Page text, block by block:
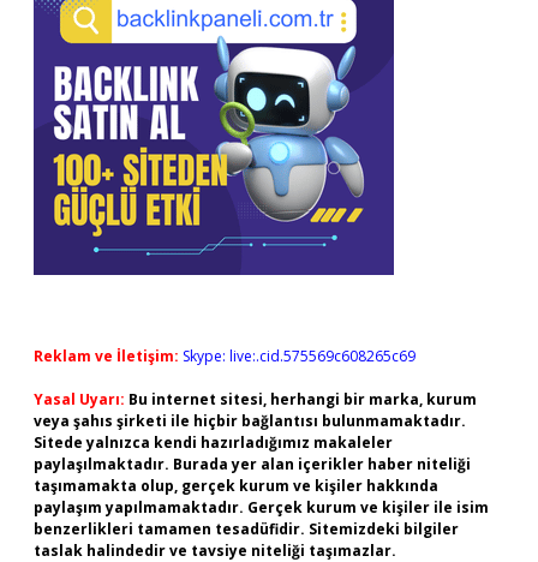
Reklam ve İletişim: Skype: live:.cid.575569c608265c69
Yasal Uyarı: Bu internet sitesi, herhangi bir marka, kurum
veya şahıs şirketi ile hiçbir bağlantısı bulunmamaktadır.
Sitede yalnızca kendi hazırladığımız makaleler
paylaşılmaktadır. Burada yer alan içerikler haber niteliği
taşımamakta olup, gerçek kurum ve kişiler hakkında
paylaşım yapılmamaktadır. Gerçek kurum ve kişiler ile isim
benzerlikleri tamamen tesadüfidir. Sitemizdeki bilgiler
taslak halindedir ve tavsiye niteliği taşımazlar.